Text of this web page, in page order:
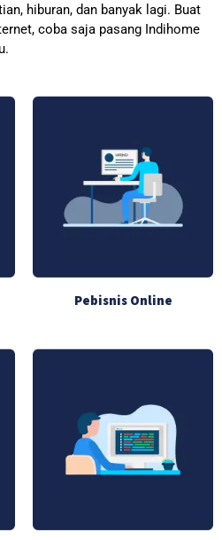
hiburan, dan banyak lagi. Buat
coba saja pasang Indihome
Pebisnis Online